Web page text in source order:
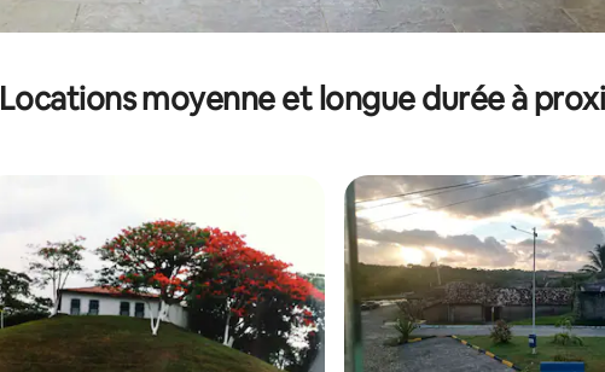
Locations moyenne et longue durée à